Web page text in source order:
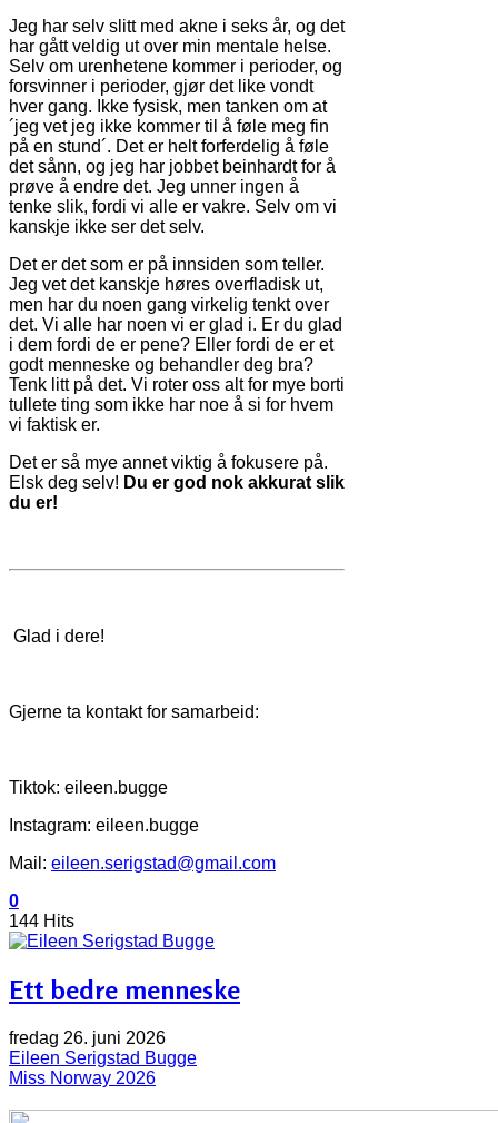
Jeg har selv slitt med akne i seks år, og det
har gått veldig ut over min mentale helse.
Selv om urenhetene kommer i perioder, og
forsvinner i perioder, gjør det like vondt
hver gang. Ikke fysisk, men tanken om at
´jeg vet jeg ikke kommer til å føle meg fin
på en stund´. Det er helt forferdelig å føle
det sånn, og jeg har jobbet beinhardt for å
prøve å endre det. Jeg unner ingen å
tenke slik, fordi vi alle er vakre. Selv om vi
kanskje ikke ser det selv.
Det er det som er på innsiden som teller.
Jeg vet det kanskje høres overfladisk ut,
men har du noen gang virkelig tenkt over
det. Vi alle har noen vi er glad i. Er du glad
i dem fordi de er pene? Eller fordi de er et
godt menneske og behandler deg bra?
Tenk litt på det. Vi roter oss alt for mye borti
tullete ting som ikke har noe å si for hvem
vi faktisk er.
Det er så mye annet viktig å fokusere på.
Elsk deg selv! Du er god nok akkurat slik
du er!
Glad i dere!
Gjerne ta kontakt for samarbeid:
Tiktok: eileen.bugge
Instagram: eileen.bugge
Mail: eileen.serigstad@gmail.com
0
144 Hits
Ett bedre menneske
fredag 26. juni 2026
Eileen Serigstad Bugge
Miss Norway 2026